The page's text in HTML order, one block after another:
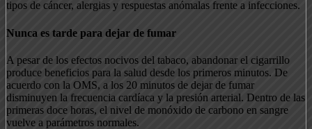
tipos de cáncer, alergias y respuestas anómalas frente a infecciones.
Nunca es tarde para dejar de fumar
A pesar de los efectos nocivos del tabaco, abandonar el cigarrillo
produce beneficios para la salud desde los primeros minutos. De
acuerdo con la OMS, a los 20 minutos de dejar de fumar
disminuyen la frecuencia cardíaca y la presión arterial. Dentro de las
primeras doce horas, el nivel de monóxido de carbono en sangre
vuelve a parámetros normales.